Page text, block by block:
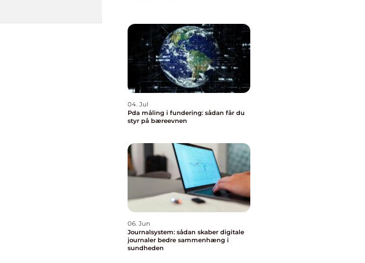
04. Jul
Pda måling i fundering: sådan får du
styr på bæreevnen
06. Jun
Journalsystem: sådan skaber digitale
journaler bedre sammenhæng i
sundheden